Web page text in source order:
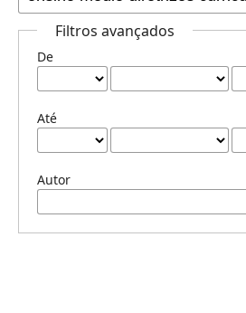
Filtros avançados
De
Até
Autor